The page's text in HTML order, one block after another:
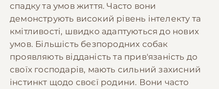
спадку та умов життя. Часто вони
демонструють високий рівень інтелекту та
кмітливості, швидко адаптуються до нових
умов. Більшість безпородних собак
проявляють відданість та прив'язаність до
своїх господарів, мають сильний захисний
інстинкт щодо своєї родини. Вони часто